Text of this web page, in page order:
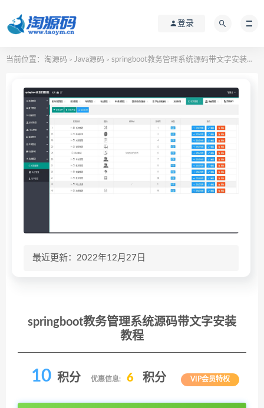
登录
当前位置： 淘源码 > Java源码 > springboot教务管理系统源码带文字安装教程
最近更新：2022年12月27日
springboot教务管理系统源码带文字安装
教程
10 积分 优惠信息: 6 积分 VIP会员特权